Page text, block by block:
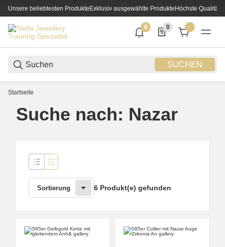
Unsere beliebtesten ProdukteExklusiv ausgewählte ProdukteHöchste Qualität
SUCHEN
6
6 neue Notifizierungen
0
0 Produkte in der
Startseite
Suche nach: Nazar
Sortierung 6 Produkt(e) gefunden